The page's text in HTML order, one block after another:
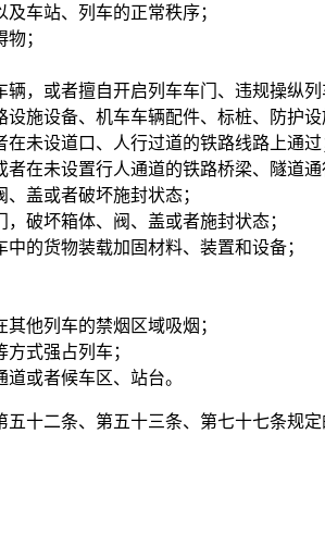
车站、列车的正常秩序；
；
或者擅自开启列车车门、违规操纵列
设备、机车车辆配件、标桩、防护设
设道口、人行过道的铁路线路上通过
未设置行人通道的铁路桥梁、隧道通
盖或者破坏施封状态；
坏箱体、阀、盖或者施封状态；
货物装载加固材料、装置和设备；
他列车的禁烟区域吸烟；
式强占列车；
或者候车区、站台。
十二条、第五十三条、第七十七条规定